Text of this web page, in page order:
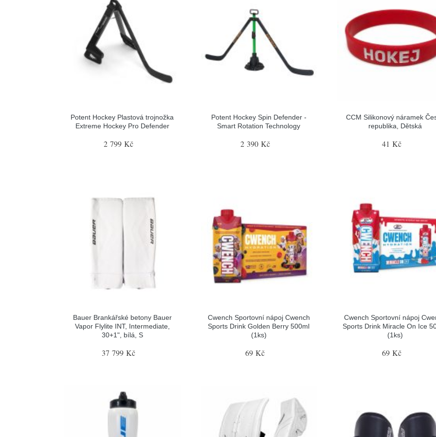
Potent Hockey Plastová trojnožka
Extreme Hockey Pro Defender
2 799 Kč
Potent Hockey Spin Defender -
Smart Rotation Technology
2 390 Kč
CCM Silikonový náramek
republika, Dětská
41 Kč
Bauer Brankářské betony Bauer
Vapor Flylite INT, Intermediate,
30+1", bílá, S
37 799 Kč
Cwench Sportovní nápoj Cwench
Sports Drink Golden Berry 500ml
(1ks)
69 Kč
Cwench Sportovní nápoj
Sports Drink Miracle On Ice
(1ks)
69 Kč